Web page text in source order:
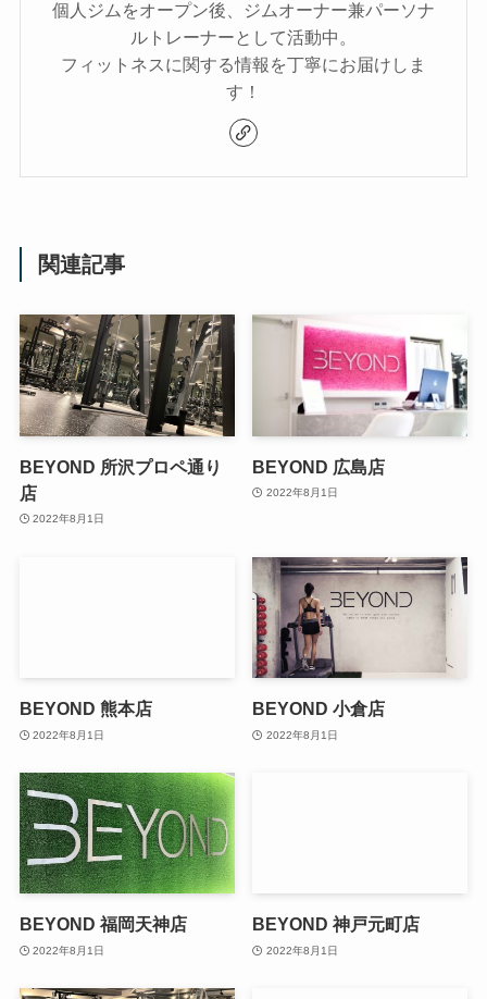
個人ジムをオープン後、ジムオーナー兼パーソナ
ルトレーナーとして活動中。
フィットネスに関する情報を丁寧にお届けしま
す！
関連記事
BEYOND 所沢プロペ通り
店
2022年8月1日
BEYOND 広島店
2022年8月1日
BEYOND 熊本店
2022年8月1日
BEYOND 小倉店
2022年8月1日
BEYOND 福岡天神店
2022年8月1日
BEYOND 神戸元町店
2022年8月1日